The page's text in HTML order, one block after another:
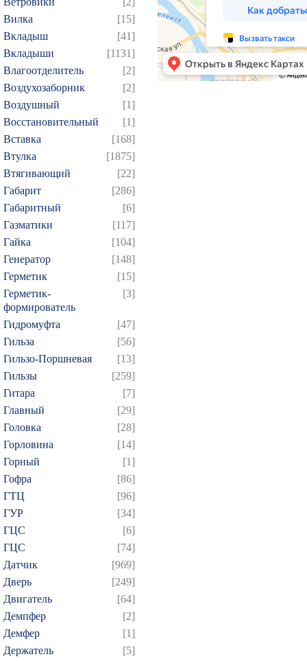
Вилка
[15]
Вкладыш
[41]
Вкладыши
[1131]
Влагоотделитель
[2]
Воздухозаборник
[2]
Воздушный
[1]
Восстановительный
[1]
Вставка
[168]
Втулка
[1875]
Втягивающий
[22]
Габарит
[286]
Габаритный
[6]
Газматики
[117]
Гайка
[104]
Генератор
[148]
Герметик
[15]
Герметик-
формирователь
[3]
Гидромуфта
[47]
Гильза
[56]
Гильзо-Поршневая
[13]
Гильзы
[259]
Гитара
[7]
Главный
[29]
Головка
[28]
Горловина
[14]
Горный
[1]
Гофра
[86]
ГТЦ
[96]
ГУР
[34]
ГЦC
[6]
ГЦС
[74]
Датчик
[969]
Дверь
[249]
Двигатель
[64]
Демпфер
[2]
Демфер
[1]
Держатель
[5]